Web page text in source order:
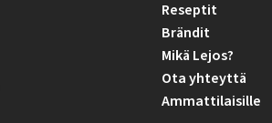
Reseptit
Brändit
Mikä Lejos?
Ota yhteyttä
Ammattilaisille